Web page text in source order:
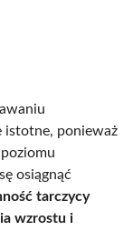
istotne, ponieważ
osiągnąć
tarczycy
wzrostu i